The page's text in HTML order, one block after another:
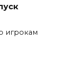
игрокам